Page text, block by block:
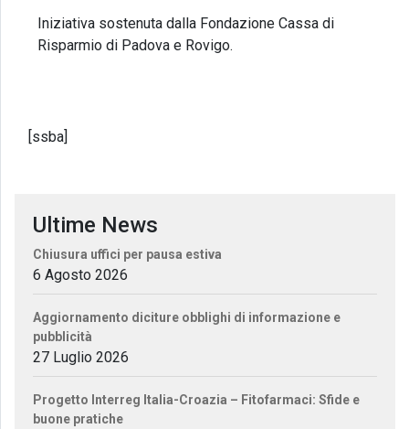
Iniziativa sostenuta dalla Fondazione Cassa di
Risparmio di Padova e Rovigo.
[ssba]
Ultime News
Chiusura uffici per pausa estiva
6 Agosto 2026
Aggiornamento diciture obblighi di informazione e
pubblicità
27 Luglio 2026
Progetto Interreg Italia-Croazia – Fitofarmaci: Sfide e
buone pratiche